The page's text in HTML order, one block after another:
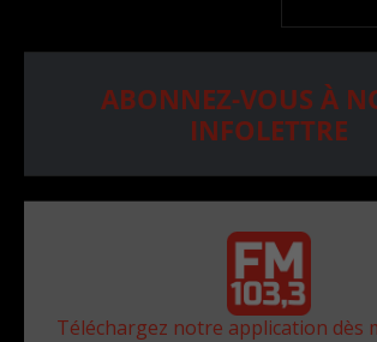
ABONNEZ-VOUS À
INFOLETTRE
Téléchargez notre application dès